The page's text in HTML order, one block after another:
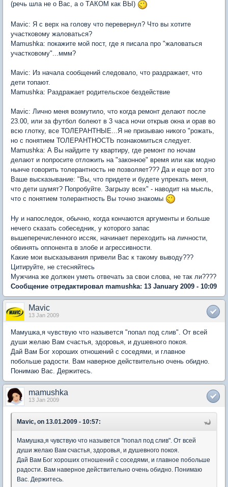
(речь шла не о Вас, а о ТАКОМ как ВЫ)
Mavic: Я с верх на голову что перевернул? Что вы хотите
участковому жаловаться?
Mamushka: покажите мой пост, где я писала про "жаловаться
участковому"...ммм?
Mavic: Из начала сообщений следовало, что раздражает, что
дети топают.
Mamushka: Раздражает родительское бездействие
Mavic: Лично меня возмутило, что когда ремонт делают после
23.00, или за футбол болеют в 3 часа ночи открыв окна и орав во
всю глотку, все ТОЛЕРАНТНЫЕ...Я не призываю никого "рожать,
но с понятием ТОЛЕРАНТНОСТЬ познакомиться следует.
Mamushka: А Вы найдите ту квартиру, где ремонт по ночам
делают и попросите отложить на "законное" время или как модно
нынче говорить толерантность не позволяет??? Да и еще вот это
Ваше высказывание: "Вы, что придете и будете упрекать меня,
что дети шумят? Попробуйте. Загрызу всех" - наводит на мысль,
что с понятием толерантность Вы точно знакомы
Ну и напоследок, обычно, когда кончаются аргументы и больше
нечего сказать собеседник, у которого запас
вышеперечисленного иссяк, начинает переходить на личности,
обвинять оппонента в злобе и агрессивности.
Какие мои высказывания привели Вас к такому выводу???
Цитируйте, не стесняйтесь
Мужчина же должен уметь отвечать за свои слова, не так ли????
Сообщение отредактировал mamushka: 13 January 2009 - 10:09
Mavic
13 Jan 2009
Мамушка,я чувствую что назывется "попал под слив". От всей
души желаю Вам счастья, здоровья, и душевного покоя.
Дай Вам Бог хороших отношений с соседями, и главное
побольше радости. Вам наверное действительно очень обидно.
Понимаю Вас. Держитесь.
mamushka
13 Jan 2009
Mavic, on 13.01.2009 - 10:57:
Мамушка,я чувствую что назывется "попал под слив". От всей
души желаю Вам счастья, здоровья, и душевного покоя.
Дай Вам Бог хороших отношений с соседями, и главное побольше
радости. Вам наверное действительно очень обидно. Понимаю
Вас. Держитесь.